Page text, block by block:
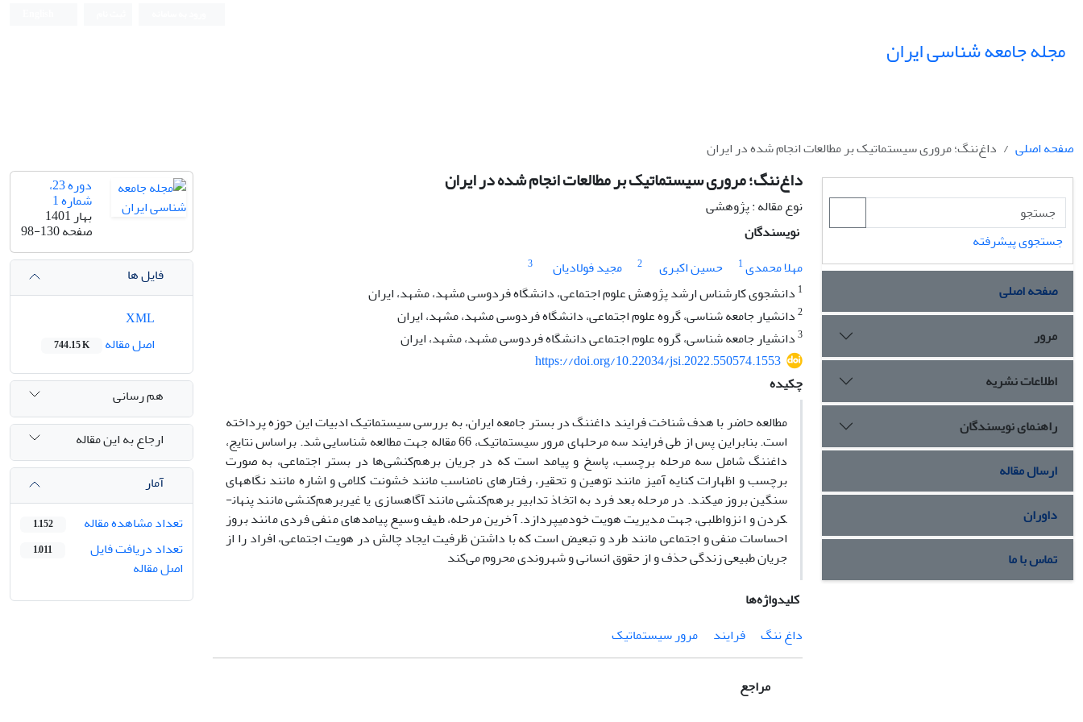
مجله جامعه شناسی ایران
صفحه اصلی داغ‌ننگ؛ مروری سیستماتیک بر مطالعات انجام شده در ایران
داغ‌ننگ؛ مروری سیستماتیک بر مطالعات انجام شده در ایران
نوع مقاله : پژوهشی
نویسندگان
مهلا محمدی1 حسین اکبری 2 مجید فولادیان
3
1 دانشجوی کارشناس ارشد پژوهش علوم اجتماعی، دانشگاه فردوسی مشهد، مشهد، ایران
2دانشیار جامعه شناسی، گروه علوم اجتماعی، دانشگاه فردوسی مشهد، مشهد، ایران
3دانشیار جامعه شناسی، گروه علوم اجتماعی دانشگاه فردوسی مشهد، مشهد، ایران
https://doi.org/10.22034/jsi.2022.550574.1553
چکیده
مطالعه حاضر با هدف شناخت فرایند داغ­ننگ در بستر جامعه ایران، به ­بررسی سیستماتیک ادبیات این حوزه پرداخته
است. بنابراین پس از طی فرایند سه مرحله­ای مرور سیستماتیک، 66 مقاله جهت مطالعه شناسایی شد. براساس نتایج،
داغ­ننگ شامل سه مرحله برچسب، پاسخ و پیامد است که در جریان برهم‌کنشی‌ها در بستر اجتماعی، به ­صورت
برچسب و اظهارات کنایه ­آمیز مانند توهین و تحقیر، رفتارهای نامناسب مانند خشونت کلامی و اشاره مانند نگاه­های
سنگین بروز می­کند. در مرحله بعد فرد به ­اتخاذ تدابیر برهم‌کنشی مانند آگاه­سازی یا غیربرهم‌کنشی مانند پنهان­
کردن و انزواطلبی، جهت مدیریت هویت خودمی­پردازد. آخرین مرحله، طیف وسیع پیامدهای منفی فردی مانند بروز
احساسات منفی و اجتماعی مانند طرد و تبعیض است که با داشتن ظرفیت ایجاد چالش در هویت ­اجتماعی، افراد را از
جریان طبیعی زندگی حذف و از حقوق انسانی و شهروندی محروم می‌کند
کلیدواژه‌ها
داغ ننگ
فرایند مرور سیستماتیک
مراجع
دوره 23،
شماره 1
بهار 1401
صفحه98-130
فایل ها
اصل مقاله
744.15 K
هم رسانی
ارجاع به این مقاله
آمار
تعداد مشاهده مقاله
1,152
تعداد دریافت فایل
اصل مقاله
1,011
جستجوی پیشرفته
صفحه اصلی
مرور
اطلاعات نشریه
راهنمای نویسندگان
ارسال مقاله
داوران
تماس با ما